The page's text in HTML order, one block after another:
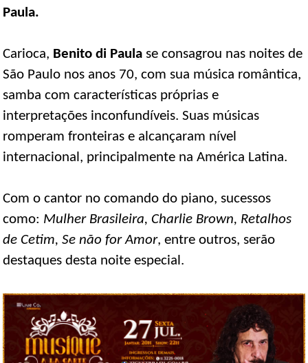
Paula.
Carioca, Benito di Paula se consagrou nas noites de
São Paulo nos anos 70, com sua música romântica,
samba com características próprias e
interpretações inconfundíveis. Suas músicas
romperam fronteiras e alcançaram nível
internacional, principalmente na América Latina.
Com o cantor no comando do piano, sucessos
como: Mulher Brasileira, Charlie Brown, Retalhos
de Cetim, Se não for Amor, entre outros, serão
destaques desta noite especial.